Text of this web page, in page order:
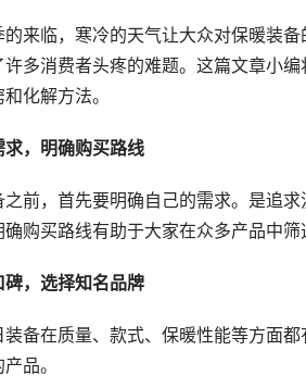
来临，寒冷的天气让大众对保暖装
多消费者头疼的难题。这篇文章小
化解方法。
，明确购买路线
前，首先要明确自己的需求。是追
购买路线有助于大家在众多产品中筛
，选择知名品牌
备在质量、款式、保暖性能等方面
品。